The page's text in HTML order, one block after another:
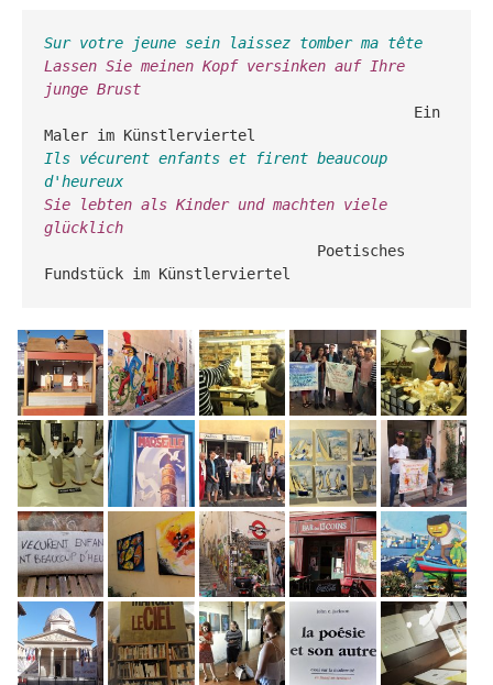
Sur votre jeune sein laissez tomber ma tête
Lassen Sie meinen Kopf versinken auf Ihre
Ils vécurent enfants et firent beaucoup
d'heureux
Sie lebten als Kinder und machten viele
glücklich